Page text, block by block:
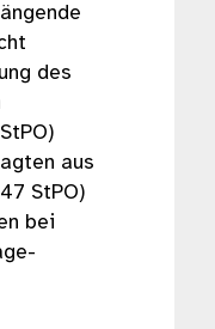
des
aus
StPO)
bei